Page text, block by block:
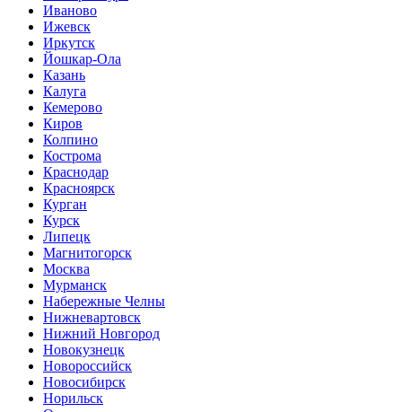
Иваново
Ижевск
Иркутск
Йошкар-Ола
Казань
Калуга
Кемерово
Киров
Колпино
Кострома
Краснодар
Красноярск
Курган
Курск
Липецк
Магнитогорск
Москва
Мурманск
Набережные Челны
Нижневартовск
Нижний Новгород
Новокузнецк
Новороссийск
Новосибирск
Норильск